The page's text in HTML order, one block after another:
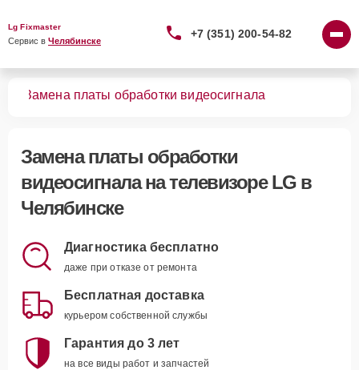
Lg Fixmaster
Сервис в Челябинске
+7 (351) 200-54-82
Замена платы обработки видеосигнала
Замена платы обработки
видеосигналана телевизоре LG в
Челябинске
Диагностика бесплатно
даже при отказе от ремонта
Бесплатная доставка
курьером собственной службы
Гарантия до 3 лет
на все виды работ и запчастей